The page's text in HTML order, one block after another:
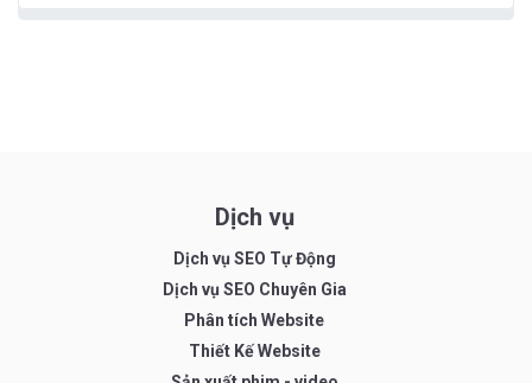
Dịch vụ
Dịch vụ SEO Tự Động
Dịch vụ SEO Chuyên Gia
Phân tích Website
Thiết Kế Website